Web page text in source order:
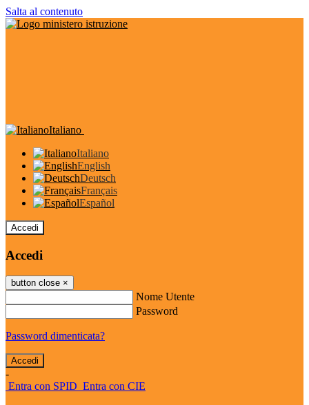
Salta al contenuto
Italiano
Italiano
English
Deutsch
Français
Español
Accedi
Accedi
button close ×
Nome Utente
Password
Password dimenticata?
-
Entra con SPID Entra con CIE